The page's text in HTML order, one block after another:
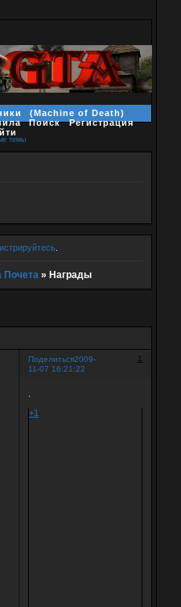
(Machine of Death)
Поиск
Регистрация
темы
Почета » Награды
Поделиться 1
2009-
11-07 16:21:22
+1